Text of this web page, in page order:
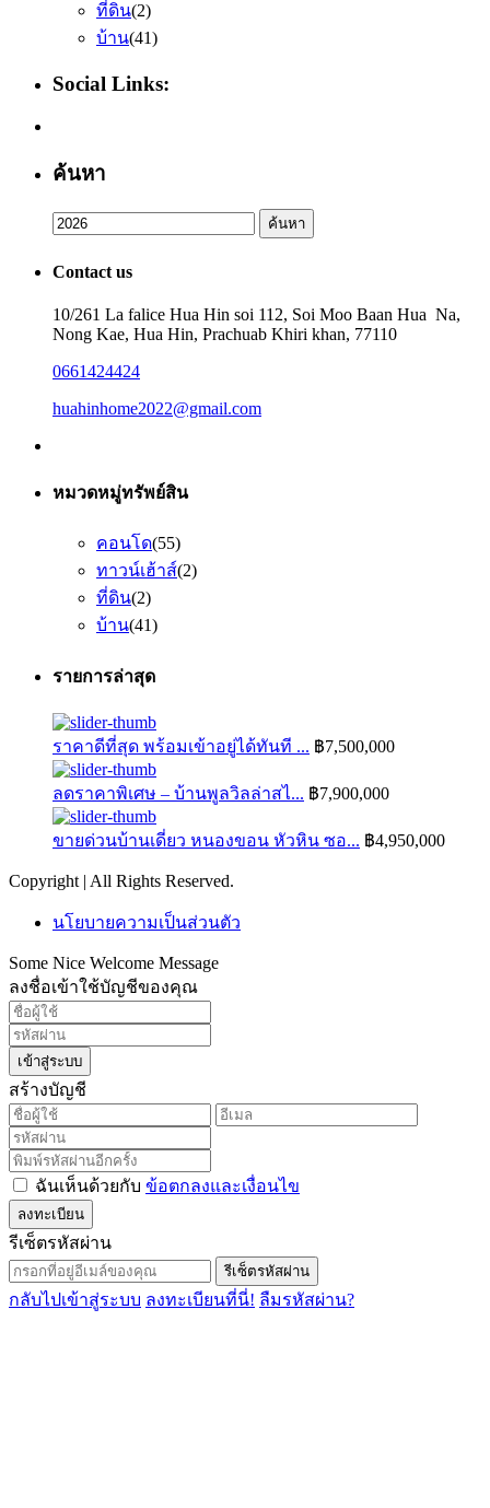
ที่ดิน(2)
บ้าน(41)
Social Links:
ค้นหา
Search
for:
ค้นหา
Contact us
10/261 La falice Hua Hin soi 112, Soi Moo Baan Hua Na,
Nong Kae, Hua Hin, Prachuab Khiri khan, 77110
0661424424
huahinhome2022@gmail.com
หมวดหมู่ทรัพย์สิน
คอนโด(55)
ทาวน์เฮ้าส์(2)
ที่ดิน(2)
บ้าน(41)
รายการล่าสุด
ราคาดีที่สุด พร้อมเข้าอยู่ได้ทันที ... ฿7,500,000
ลดราคาพิเศษ – บ้านพูลวิลล่าสไ... ฿7,900,000
ขายด่วนบ้านเดี่ยว หนองขอน หัวหิน ซอ... ฿4,950,000
Copyright | All Rights Reserved.
นโยบายความเป็นส่วนตัว
Some Nice Welcome Message
ลงชื่อเข้าใช้บัญชีของคุณ
เข้าสู่ระบบ
สร้างบัญชี
ฉันเห็นด้วยกับ ข้อตกลงและเงื่อนไข
ลงทะเบียน
รีเซ็ตรหัสผ่าน
รีเซ็ตรหัสผ่าน
กลับไปเข้าสู่ระบบ ลงทะเบียนที่นี่! ลืมรหัสผ่าน?